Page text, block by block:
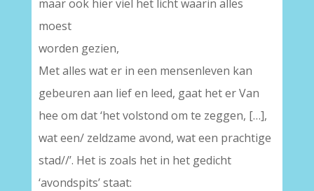
maar ook hier viel het licht waarin alles
moest
worden gezien,
Met alles wat er in een mensenleven kan
gebeuren aan lief en leed, gaat het er Van
hee om dat ‘het volstond om te zeggen, […],
wat een/ zeldzame avond, wat een prachtige
stad//’. Het is zoals het in het gedicht
‘avondspits’ staat: